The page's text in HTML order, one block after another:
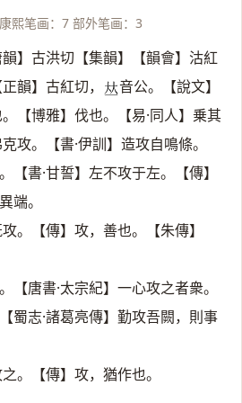
熙笔画：7 部外笔画：3
韻】古洪切【集韻】【韻會】沽紅
韻】古紅切， 𠀤音公。【說文】
【博雅】伐也。【易·同人】乗其
攻。【書·伊訓】造攻自鳴條。
【書·甘誓】左不攻于左。【傳】
端。
。【傳】攻，善也。【朱傳】
【唐書·太宗紀】一心攻之者衆。
蜀志·諸葛亮傳】勤攻吾闕，則事
。【傳】攻，猶作也。